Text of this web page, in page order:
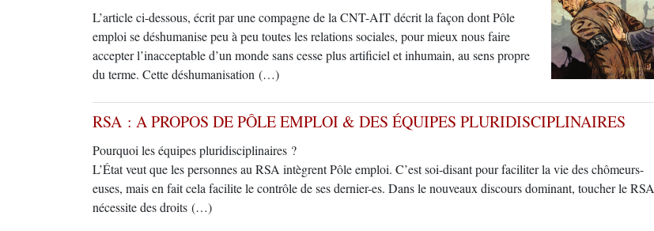
L’article ci-dessous, écrit par une compagne de la CNT-AIT décrit la façon dont Pôle
emploi se déshumanise peu à peu toutes les relations sociales, pour mieux nous faire
accepter l’inacceptable d’un monde sans cesse plus artificiel et inhumain, au sens propre
du terme. Cette déshumanisation (…)
RSA : A PROPOS DE PÔLE EMPLOI & DES ÉQUIPES PLURIDISCIPLINAIRES
Pourquoi les équipes pluridisciplinaires ?
L’État veut que les personnes au RSA intègrent Pôle emploi. C’est soi-disant pour faciliter la vie des chômeurs-
euses, mais en fait cela facilite le contrôle de ses dernier-es. Dans le nouveaux discours dominant, toucher le RSA
nécessite des droits (…)